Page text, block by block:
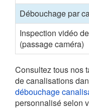
Débouchage par
Inspection vidéo
(passage caméra)
Consultez tous nos
de canalisations
débouchage
personnalisé selon